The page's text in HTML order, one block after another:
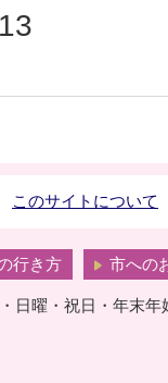
このサイトについて
行き方 市への
日曜・祝日・年末年